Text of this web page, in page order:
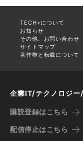
TECH+について
お知らせ
その他、お問い合わせ
サイトマップ
著作権と転載について
企業IT/テクノロジ
購読登録はこちら
配信停止はこちら